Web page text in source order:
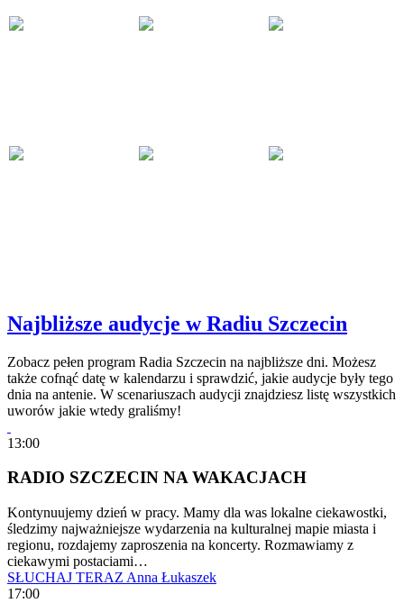
Najbliższe audycje w Radiu Szczecin
Zobacz pełen program Radia Szczecin na najbliższe dni. Możesz
także cofnąć datę w kalendarzu i sprawdzić, jakie audycje były tego
dnia na antenie. W scenariuszach audycji znajdziesz listę wszystkich
uworów jakie wtedy graliśmy!
13:00
RADIO SZCZECIN NA WAKACJACH
Kontynuujemy dzień w pracy. Mamy dla was lokalne ciekawostki,
śledzimy najważniejsze wydarzenia na kulturalnej mapie miasta i
regionu, rozdajemy zaproszenia na koncerty. Rozmawiamy z
ciekawymi postaciami…
SŁUCHAJ TERAZ Anna Łukaszek
17:00